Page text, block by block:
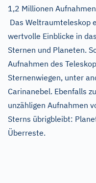
1,2 Millionen
Das Weltraumteleskop
wertvolle Einblicke in
Sternen und Planeten.
Aufnahmen des
Sternenwiegen, unter
Carinanebel. Ebenfalls
unzähligen Aufnahmen
Sterns übrigbleibt:
Überreste.